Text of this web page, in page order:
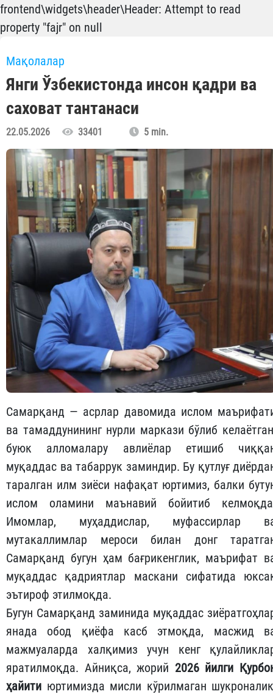
frontend\widgets\header\Header: Attempt to read
property "fajr" on null
Мақолалар
Янги Ўзбекистонда инсон қадри ва
саховат тантанаси
22.05.2026 33401 5 min.
Самарқанд — асрлар давомида ислом
ва тамаддунининг нурли маркази бўлиб
буюк алломалару авлиёлар етишиб
муқаддас ва табаррук заминдир. Бу қутлуғ
таралган илм зиёси нафақат юртимиз, балки
ислом оламини маънавий бойитиб
Имомлар, муҳаддислар, муфассирлар
мутакаллимлар мероси билан донг
Самарқанд бугун ҳам бағрикенглик, маърифат
муқаддас қадриятлар маскани сифатида
эътироф этилмоқда.
Бугун Самарқанд заминида муқаддас
янада обод қиёфа касб этмоқда, масжид
мажмуаларда халқимиз учун кенг
яратилмоқда. Айниқса, жорий 2026 йилги
ҳайити юртимизда мисли кўрилмаган